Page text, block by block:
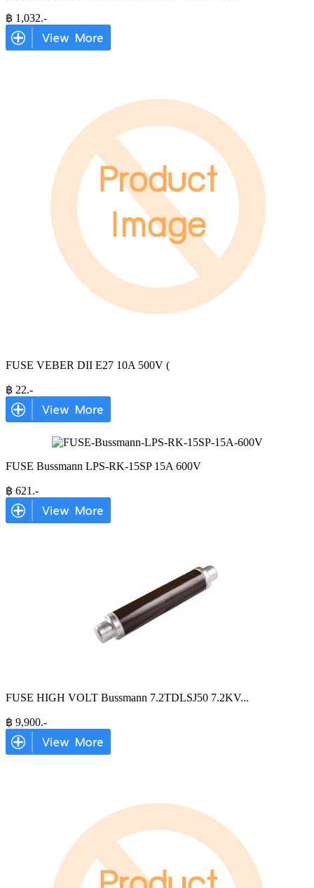
฿ 1,032.-
FUSE VEBER DII E27 10A 500V (
฿ 22.-
FUSE Bussmann LPS-RK-15SP 15A 600V
฿ 621 .-
FUSE HIGH VOLT Bussmann 7.2TDLSJ50 7.2KV...
฿ 9,900.-